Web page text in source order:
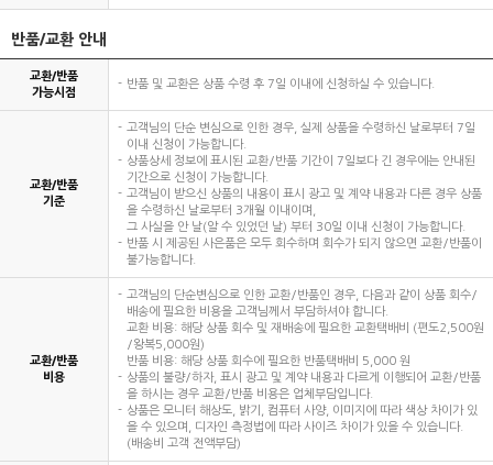
반품/교환 안내
교환/반품
가능시점
반품 및 교환은 상품 수령 후 7일 이내에 신청하실 수 있습니다.
교환/반품
기준
고객님의 단순 변심으로 인한 경우, 실제 상품을 수령하신 날로부터 7일
이내 신청이 가능합니다.
상품상세 정보에 표시된 교환/반품 기간이 7일보다 긴 경우에는 안내된
기간으로 신청이 가능합니다.
고객님이 받으신 상품의 내용이 표시 광고 및 계약 내용과 다른 경우 상품
을 수령하신 날로부터 3개월 이내이며,
그 사실을 안 날(알 수 있었던 날) 부터 30일 이내 신청이 가능합니다.
반품 시 제공된 사은품은 모두 회수하며 회수가 되지 않으면 교환/반품이
불가능합니다.
교환/반품
비용
고객님의 단순변심으로 인한 교환/반품인 경우, 다음과 같이 상품 회수/
배송에 필요한 비용을 고객님께서 부담하셔야 합니다.
교환 비용: 해당 상품 회수 및 재배송에 필요한 교환택배비 (편도2,500원
/왕복5,000원)
반품 비용: 해당 상품 회수에 필요한 반품택배비 5,000 원
상품의 불량/하자, 표시 광고 및 계약 내용과 다르게 이행되어 교환/반품
을 하시는 경우 교환/반품 비용은 업체부담입니다.
상품은 모니터 해상도, 밝기, 컴퓨터 사양, 이미지에 따라 색상 차이가 있
을 수 있으며, 디자인 측정법에 따라 사이즈 차이가 있을 수 있습니다.
(배송비 고객 전액부담)